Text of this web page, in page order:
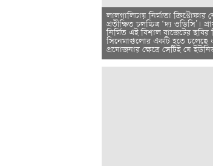
লালগালিচায় নির্মাতা
প্রতীক্ষিত চলচ্চিত্র ‘দ্য
নির্মিত এই বিশাল বাজেটের ছবির
সিনেমাগুলোর একটি হতে চলেছে
প্রযোজনার ক্ষেত্রে সেটিই যে